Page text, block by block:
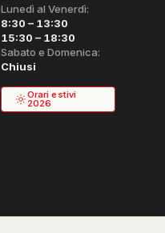
Lunedì al Venerdì:
8:30 – 13:30
15:30 – 18:30
Sabato e Domenica:
Chiusi
Orari estivi
2026